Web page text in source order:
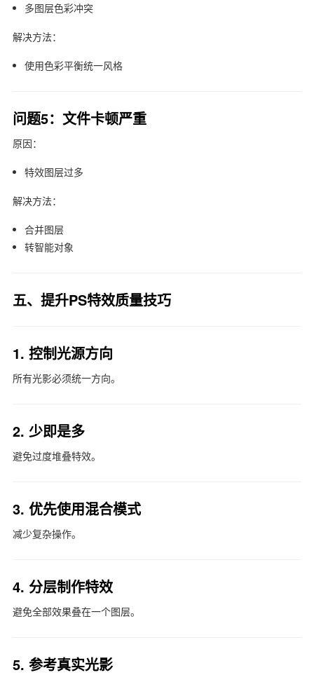
多图层色彩冲突
解决方法：
使用色彩平衡统一风格
问题5：文件卡顿严重
原因：
特效图层过多
解决方法：
合并图层
转智能对象
五、提升PS特效质量技巧
1. 控制光源方向
所有光影必须统一方向。
2. 少即是多
避免过度堆叠特效。
3. 优先使用混合模式
减少复杂操作。
4. 分层制作特效
避免全部效果叠在一个图层。
5. 参考真实光影